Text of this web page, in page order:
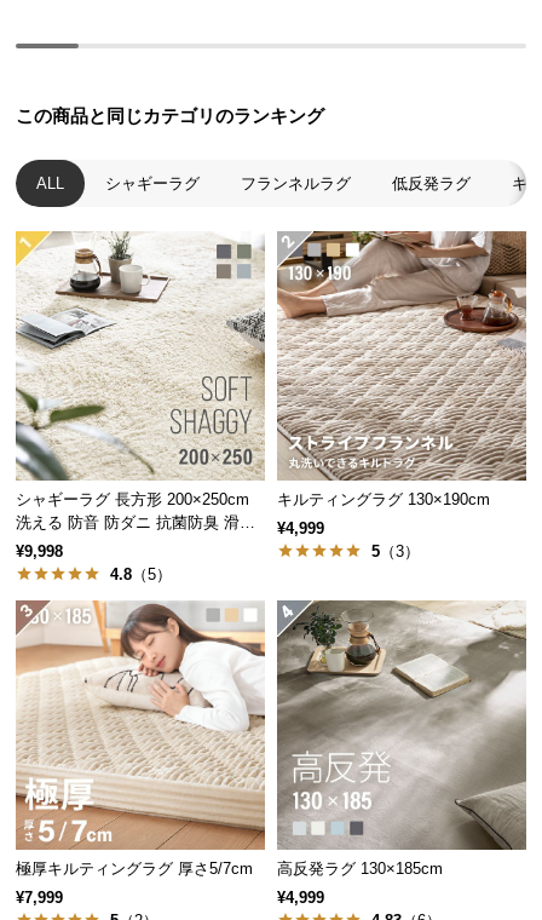
ー
い
て
搬
入
経
路
に
つ
い
て
品・
キ
ャ
ン
セ
ル
に
つ
い
て
この商品と同じカテゴリのランキング
ALL シャギーラグ フランネルラグ 低反発ラグ キ
シャギーラグ 長方形 200×250cm
洗える 防音 防ダニ 抗菌防臭 滑り
止め付き
¥9,998
4.8 （5）
キルティングラグ 130×190cm
¥4,999
5 （3）
極厚キルティングラグ 厚さ5/7cm
¥7,999
高反発ラグ 130×185cm
¥4,999